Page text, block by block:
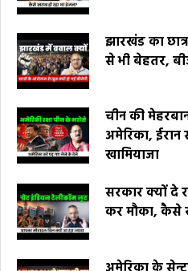
झारखंड का
से भी बेहतर,
चीन की
अमेरिका,
खामियाजा
सरकार क्यों दे
कर मौका,